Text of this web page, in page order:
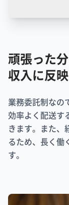
頑張った
収入に反
業務委託制なの
効率よく配送す
きます。また、
るため、長く働
す。